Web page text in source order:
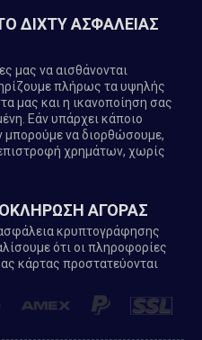
ΔΙΧΤΥ ΑΣΦΑΛΕΙΑΣ
μας να αισθάνονται
πλήρως τα υψηλής
μας και η ικανοποίηση σας
Εάν υπάρχει κάποιο
μπορούμε να διορθώσουμε,
χρημάτων, χωρίς
ΑΓΟΡΑΣ
κρυπτογράφησης
ότι οι πληροφορίες
κάρτας προστατεύονται